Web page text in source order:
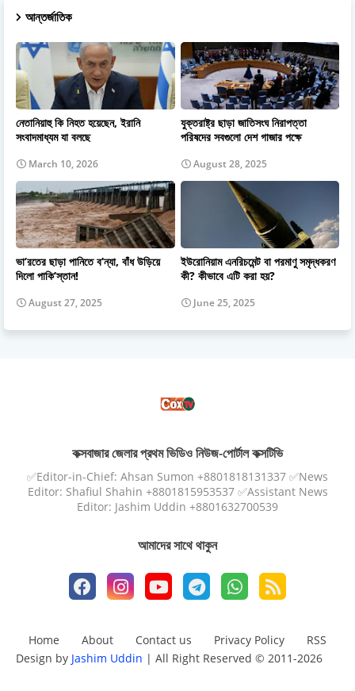
আন্তর্জাতিক
নেতানিয়াহু কি নিহত হয়েছেন, ইরানি
সংবাদমাধ্যম যা বলছে
March 10, 2026
যুক্তরাষ্ট্র ছাড়া জাতিসংঘ নিরাপত্তা
পরিষদের সবগুলো দেশ গাজার পক্ষে
August 28, 2025
ভা’রতের ছাড়া পানিতে ব’ন্যা, বাঁধ উড়িয়ে
দিলো পাকি’স্তান!
August 27, 2025
ইউরোনিয়াম এনরিচমেন্ট বা পরমাণু সমৃদ্ধকরণ
কী? কীভাবে এটি করা হয়?
June 25, 2025
কক্সবাজার জেলার প্রথম ভিডিও নিউজ-পোর্টাল কক্সটিভি
✅Editor-in-Chief: Ahsan Sumon +8801818131337 ✅News
Editor: Shafiul Shahin +8801815953537 ✅Assistant News
Editor: Jashim Uddin +8801632700539
আমাদের সাথে থাকুন
Home About Contact us Privacy Policy
RSS
Design by Jashim Uddin | All Right Reserved © 2011-2026